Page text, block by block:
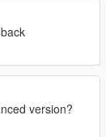
version?